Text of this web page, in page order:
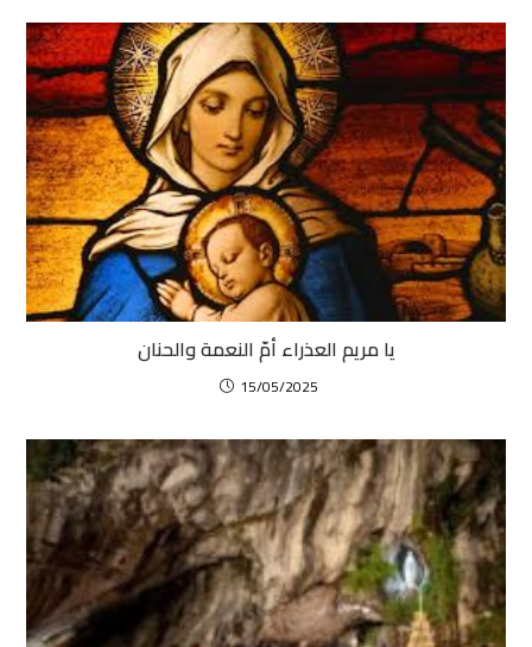
يا مريم العذراء أمّ النعمة والحنان
15/05/2025